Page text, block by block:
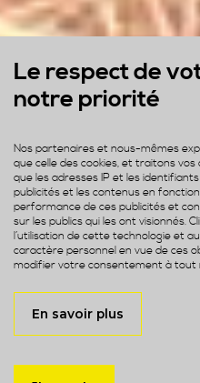
Le respect de
notre priorité
Nos partenaires et nous-mêmes
que celle des cookies, et traitons
que les adresses IP et les
publicités et les contenus en
performance de ces publicités et
sur les publics qui les ont visionnés.
l’utilisation de cette technologie et
caractère personnel en vue de ces
modifier votre consentement à tout
En savoir plus